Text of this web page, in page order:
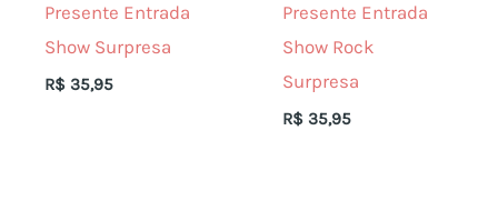
Presente Entrada
Show Surpresa
R$ 35,95
Presente Entrada
Show Rock
Surpresa
R$ 35,95